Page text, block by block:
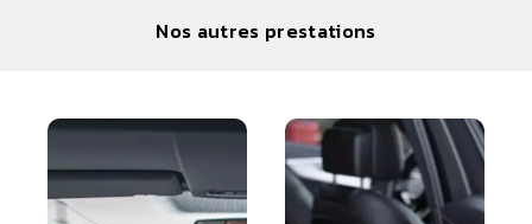
Nos autres prestations